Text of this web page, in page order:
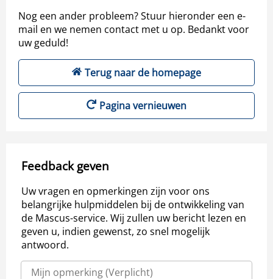
Nog een ander probleem? Stuur hieronder een e-
mail en we nemen contact met u op. Bedankt voor
uw geduld!
Terug naar de homepage
Pagina vernieuwen
Feedback geven
Uw vragen en opmerkingen zijn voor ons
belangrijke hulpmiddelen bij de ontwikkeling van
de Mascus-service. Wij zullen uw bericht lezen en
geven u, indien gewenst, zo snel mogelijk
antwoord.